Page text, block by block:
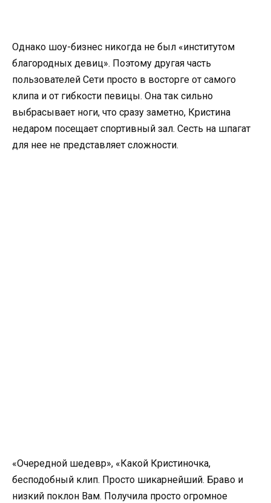
Однако шоу-бизнес никогда не был «институтом
благородных девиц». Поэтому другая часть
пользователей Сети просто в восторге от самого
клипа и от гибкости певицы. Она так сильно
выбрасывает ноги, что сразу заметно, Кристина
недаром посещает спортивный зал. Сесть на шпагат
для нее не представляет сложности.
«Очередной шедевр», «Какой Кристиночка,
бесподобный клип. Просто шикарнейший. Браво и
низкий поклон Вам. Получила просто огромное